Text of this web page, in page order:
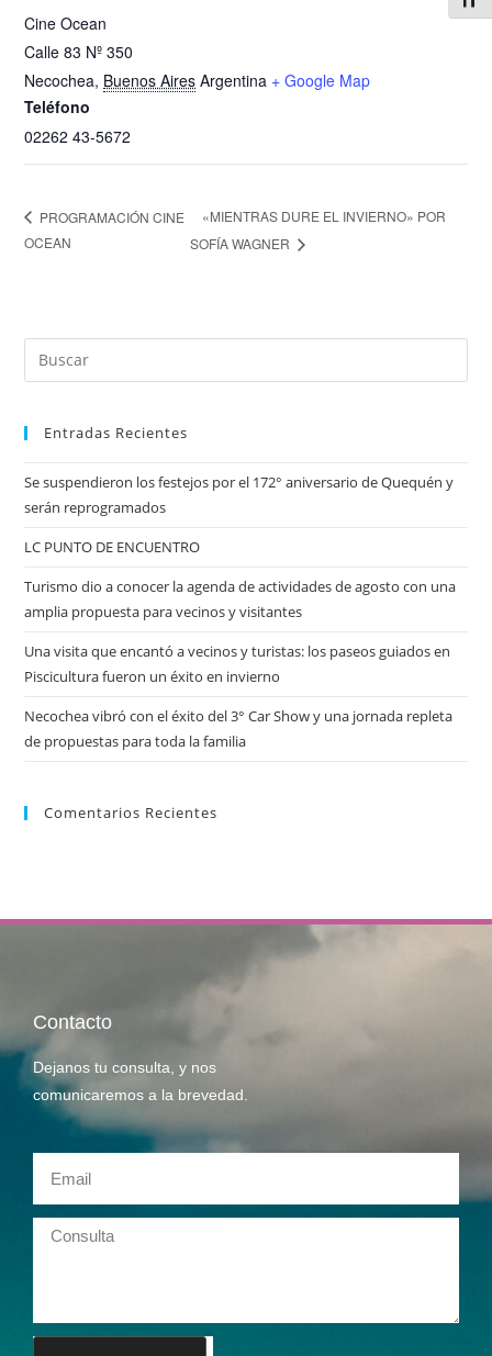
Cine Ocean
Calle 83 Nº 350
Necochea, Buenos Aires Argentina + Google Map
Teléfono
02262 43-5672
PROGRAMACIÓN CINE
OCEAN
«MIENTRAS DURE EL INVIERNO» POR
SOFÍA WAGNER
Entradas Recientes
Se suspendieron los festejos por el 172° aniversario de Quequén y
serán reprogramados
LC PUNTO DE ENCUENTRO
Turismo dio a conocer la agenda de actividades de agosto con una
amplia propuesta para vecinos y visitantes
Una visita que encantó a vecinos y turistas: los paseos guiados en
Piscicultura fueron un éxito en invierno
Necochea vibró con el éxito del 3° Car Show y una jornada repleta
de propuestas para toda la familia
Comentarios Recientes
Contacto
Dejanos tu consulta, y nos
comunicaremos a la brevedad.